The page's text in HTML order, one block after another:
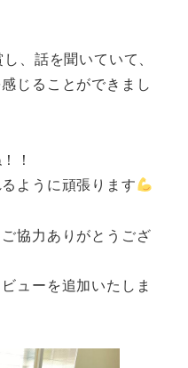
、話を聞いていて、
じることができまし
！
ように頑張ります
協力ありがとうござ
ューを追加いたしま